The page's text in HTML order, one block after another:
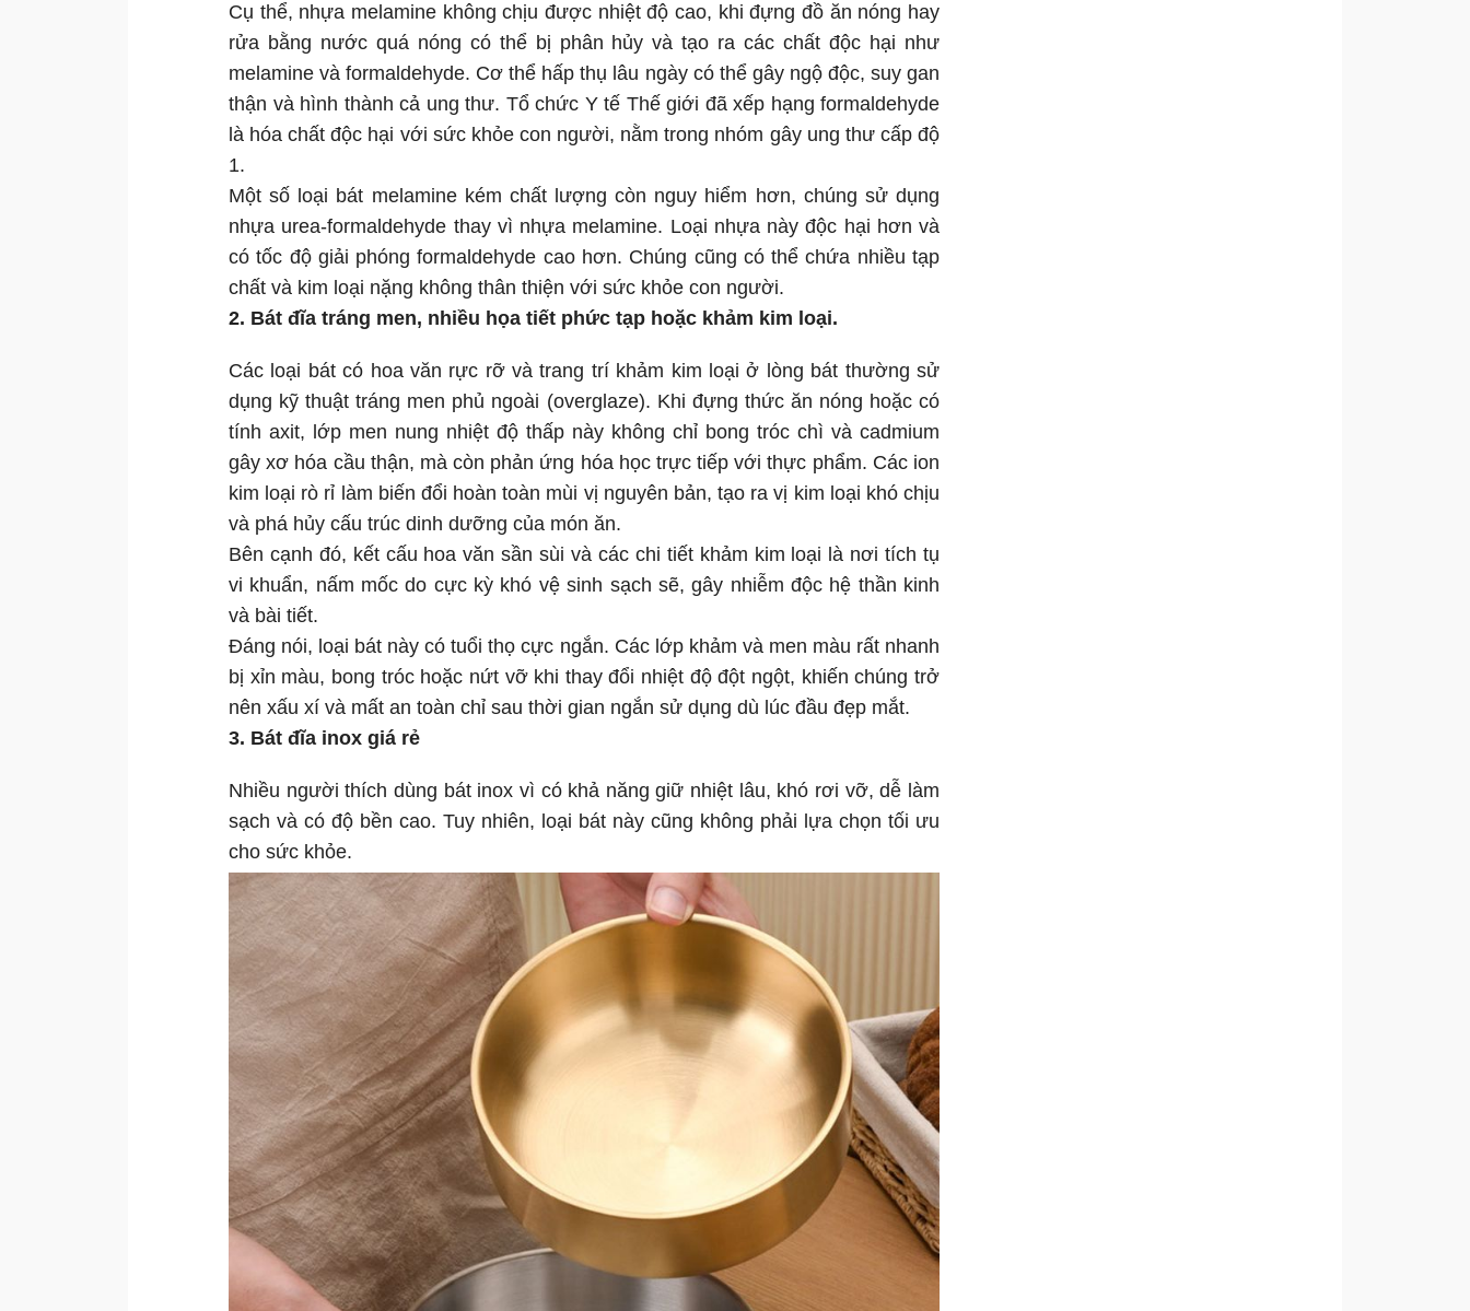
Cụ thể, nhựa melamine không chịu được nhiệt độ cao, khi đựng đồ ăn nóng hay
rửa bằng nước quá nóng có thể bị phân hủy và tạo ra các chất độc hại như
melamine và formaldehyde. Cơ thể hấp thụ lâu ngày có thể gây ngộ độc, suy gan
thận và hình thành cả ung thư. Tổ chức Y tế Thế giới đã xếp hạng formaldehyde
là hóa chất độc hại với sức khỏe con người, nằm trong nhóm gây ung thư cấp độ
1.
Một số loại bát melamine kém chất lượng còn nguy hiểm hơn, chúng sử dụng
nhựa urea-formaldehyde thay vì nhựa melamine. Loại nhựa này độc hại hơn và
có tốc độ giải phóng formaldehyde cao hơn. Chúng cũng có thể chứa nhiều tạp
chất và kim loại nặng không thân thiện với sức khỏe con người.
2. Bát đĩa tráng men, nhiều họa tiết phức tạp hoặc khảm kim loại.
Các loại bát có hoa văn rực rỡ và trang trí khảm kim loại ở lòng bát thường sử
dụng kỹ thuật tráng men phủ ngoài (overglaze). Khi đựng thức ăn nóng hoặc có
tính axit, lớp men nung nhiệt độ thấp này không chỉ bong tróc chì và cadmium
gây xơ hóa cầu thận, mà còn phản ứng hóa học trực tiếp với thực phẩm. Các ion
kim loại rò rỉ làm biến đổi hoàn toàn mùi vị nguyên bản, tạo ra vị kim loại khó chịu
và phá hủy cấu trúc dinh dưỡng của món ăn.
Bên cạnh đó, kết cấu hoa văn sần sùi và các chi tiết khảm kim loại là nơi tích tụ
vi khuẩn, nấm mốc do cực kỳ khó vệ sinh sạch sẽ, gây nhiễm độc hệ thần kinh
và bài tiết.
Đáng nói, loại bát này có tuổi thọ cực ngắn. Các lớp khảm và men màu rất nhanh
bị xỉn màu, bong tróc hoặc nứt vỡ khi thay đổi nhiệt độ đột ngột, khiến chúng trở
nên xấu xí và mất an toàn chỉ sau thời gian ngắn sử dụng dù lúc đầu đẹp mắt.
3. Bát đĩa inox giá rẻ
Nhiều người thích dùng bát inox vì có khả năng giữ nhiệt lâu, khó rơi vỡ, dễ làm
sạch và có độ bền cao. Tuy nhiên, loại bát này cũng không phải lựa chọn tối ưu
cho sức khỏe.